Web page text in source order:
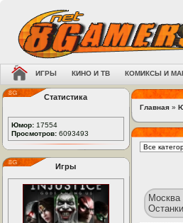
ИГРЫ КИНО И ТВ КОМИКСЫ И
Статистика
Юмор: 17554
Просмотров: 6093493
Игры
Главная »
Москва